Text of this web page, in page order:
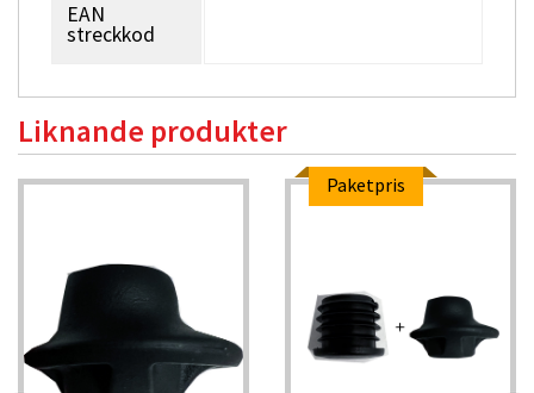
EAN
streckkod
Liknande produkter
Paketpris